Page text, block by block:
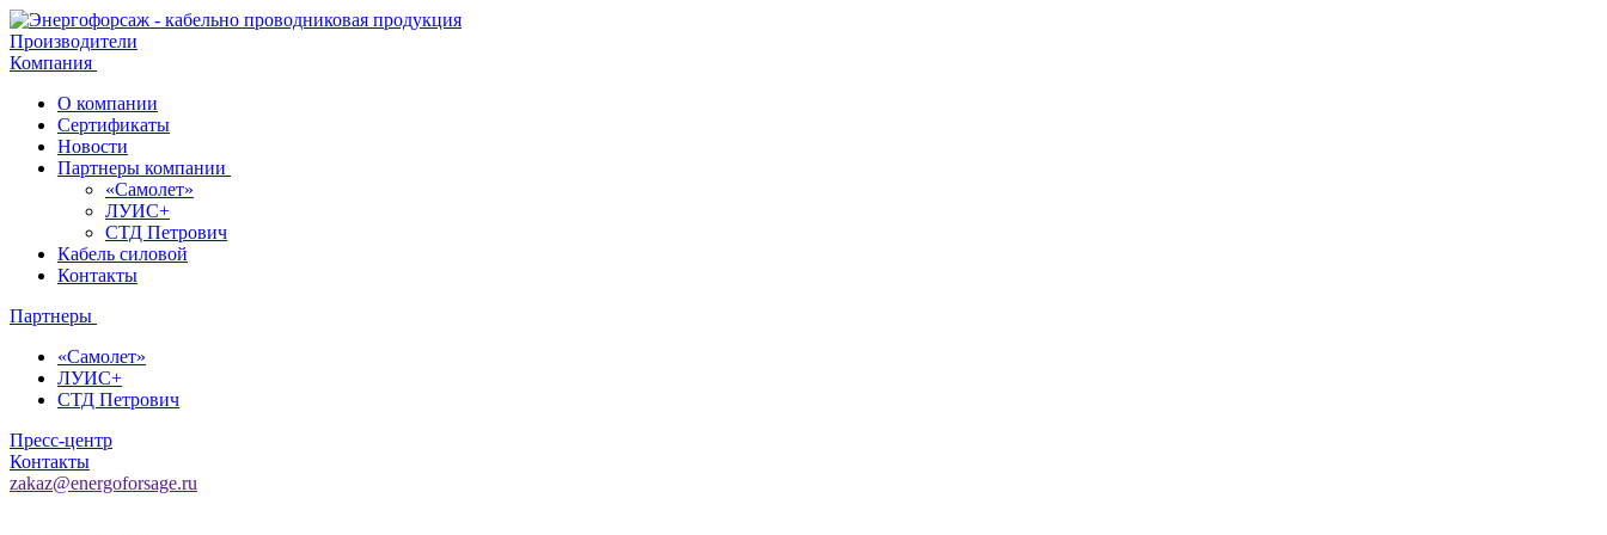
Производители
Компания
О компании
Сертификаты
Новости
Партнеры компании
«Самолет»
ЛУИС+
СТД Петрович
Кабель силовой
Контакты
Партнеры
«Самолет»
ЛУИС+
СТД Петрович
Пресс-центр
Контакты
zakaz@energoforsage.ru